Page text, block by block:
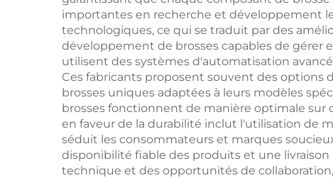
X50
importantes en recherche et développement
technologiques, ce qui se traduit par des
développement de brosses capables de gérer
utilisent des systèmes d'automatisation
Ces fabricants proposent souvent des options
brosses uniques adaptées à leurs modèles
brosses fonctionnent de manière optimale sur
en faveur de la durabilité inclut l'utilisation de
séduit les consommateurs et marques
disponibilité fiable des produits et une
technique et des opportunités de